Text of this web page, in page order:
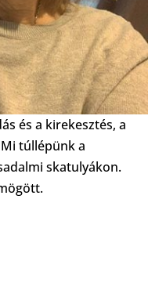
és a kirekesztés, a
túllépünk a
skatulyákon.